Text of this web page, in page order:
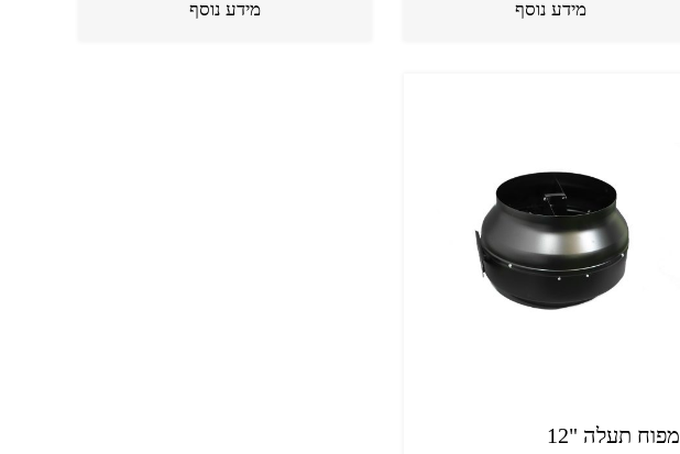
מידע נוסף מידע נוסף
מפוח תעלה "12